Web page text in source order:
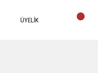
ÜYELİK